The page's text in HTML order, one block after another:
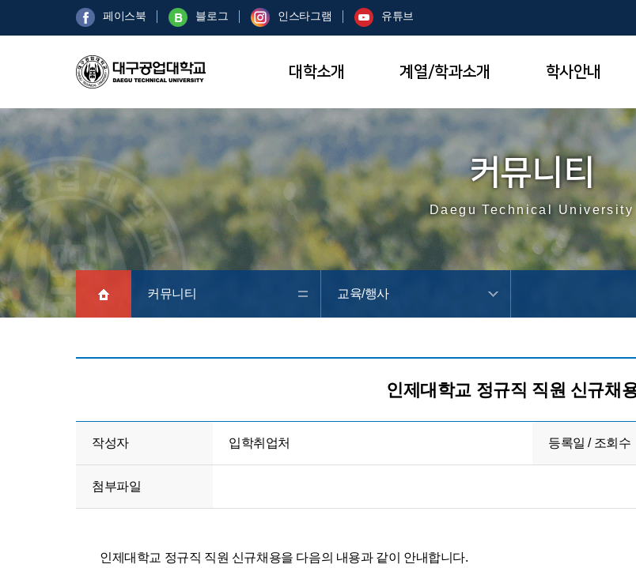
페이스북 블로그 인스타그램 유튜브
대학소개 계열/학과소개 학사안내
커뮤니티
Daegu Technical University
커뮤니티 교육/행사
인제대학교 정규직 직원 신규채
작성자 입학취업처 등록일 / 조회수
첨부파일
인제대학교 정규직 직원 신규채용을 다음의 내용과 같이 안내합니다.